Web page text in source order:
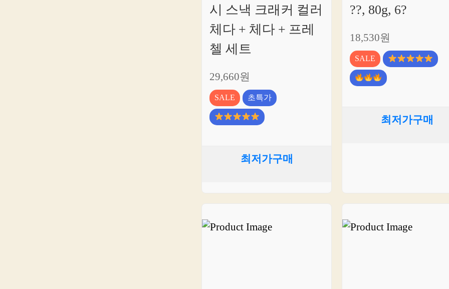
시 스낵 크래커 컬러
체다 + 체다 + 프레
첼 세트
29,660원
SALE 초특가
최저가구매
??, 80g, 6?
18,530원
SALE
최저가구매